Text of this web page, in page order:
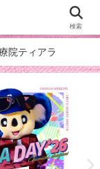
院ティアラ
検索